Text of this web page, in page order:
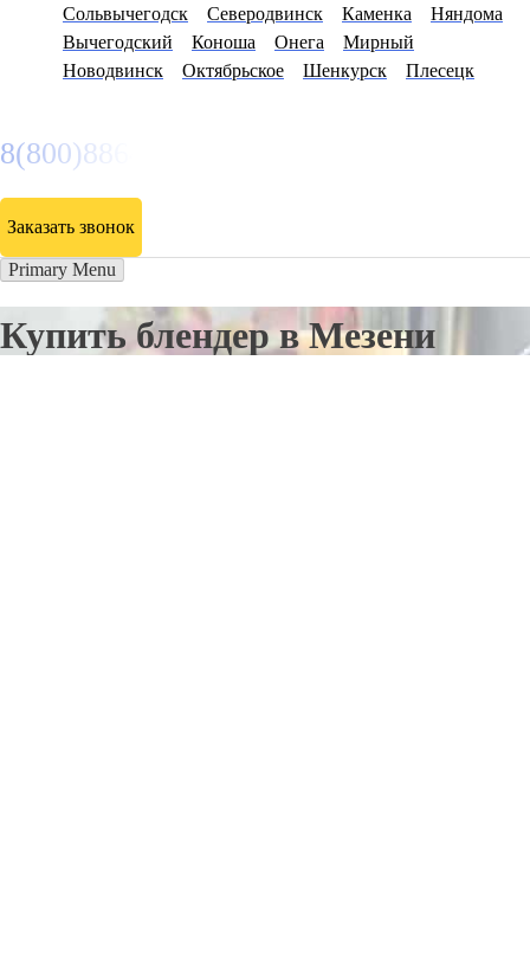
Сольвычегодск Северодвинск Каменка
Няндома
Вычегодский
Коноша Онега
Мирный
Новодвинск
Октябрьское Шенкурск Плесецк
8(800)886486
Заказать звонок
Primary Menu
Купить блендер в Мезени